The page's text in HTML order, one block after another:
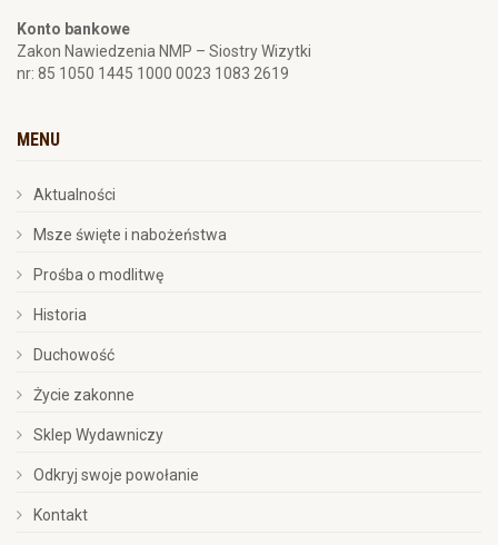
Konto bankowe
Zakon Nawiedzenia NMP – Siostry Wizytki
nr: 85 1050 1445 1000 0023 1083 2619
MENU
Aktualności
Msze święte i nabożeństwa
Prośba o modlitwę
Historia
Duchowość
Życie zakonne
Sklep Wydawniczy
Odkryj swoje powołanie
Kontakt